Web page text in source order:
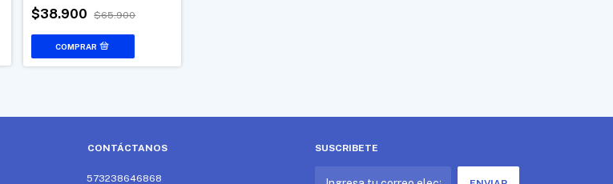
$38.900 $65.900
CONTÁCTANOS
573238646868
SUSCRIBETE